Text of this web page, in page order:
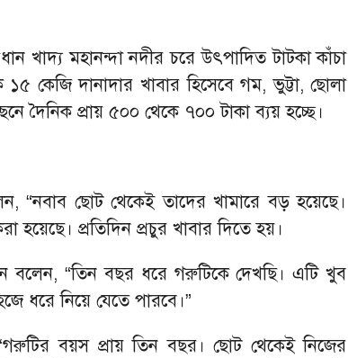
খাদ্য মহানন্দা নদীর চরে উৎপাদিত টাটকা কাঁচা
কেজি দানাদার খাবার হিসেবে গম, ভুট্টা, ছোলা
দৈনিক প্রায় ৫০০ থেকে ৭০০ টাকা ব্যয় হচ্ছে।
“নবাব ছোট থেকেই তাদের খামারে বড় হয়েছে।
প্রতিদিন প্রচুর খাবার দিতে হয়।
বলেন, “তিন বছর ধরে গরুটিকে দেখছি। এটি খুব
ধরে নিয়ে যেতে পারবে।”
বয়স প্রায় তিন বছর। ছোট থেকেই নিজের